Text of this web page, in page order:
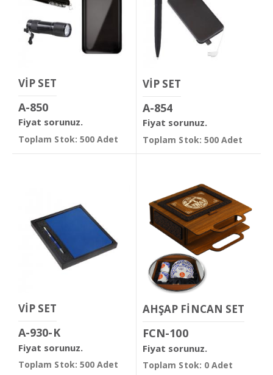
VİP SET
A-850
Fiyat sorunuz.
Toplam Stok: 500 Adet
VİP SET
A-854
Fiyat sorunuz.
Toplam Stok: 500 Adet
VİP SET
A-930-K
Fiyat sorunuz.
Toplam Stok: 500 Adet
AHŞAP FİNCAN SET
FCN-100
Fiyat sorunuz.
Toplam Stok: 0 Adet